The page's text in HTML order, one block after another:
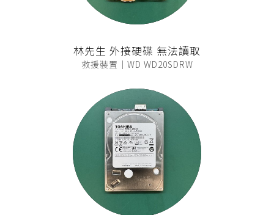
林先生 外接硬碟 無法讀取
救援裝置｜WD WD20SDRW